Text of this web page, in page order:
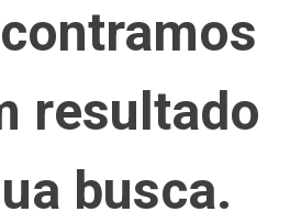
resultado
busca.